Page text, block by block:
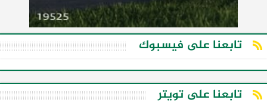
تابعنا على فيسبوك
تابعنا على تويتر